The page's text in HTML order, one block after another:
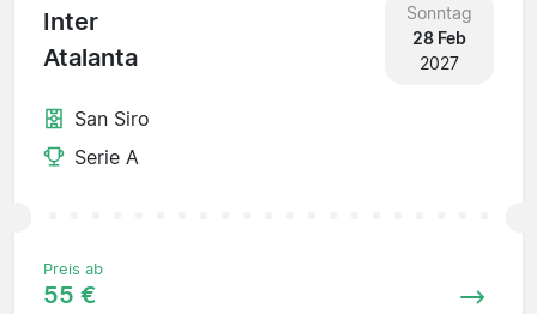
Inter
Atalanta
Sonntag
28 Feb
2027
San Siro
Serie A
Preis ab
55 €